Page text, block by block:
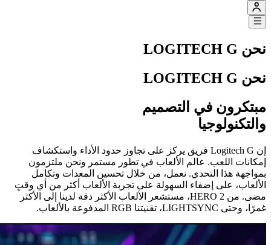
نحن ‏LOGITECH G‏
نحن ‏LOGITECH G‏
مبتكرون في التصميم
والتكنولوجيا
إن ‏Logitech G فريق يركز على تجاوز حدود الأداء واستكشاف
إمكانات اللعب. عالم الألعاب في تطور مستمر ونحن ملتزمون
بمواجهة هذا التحدي. نعمل، من خلال تحسين المعدات وتكامل
الألعاب، على إضفاء السهولة على تجربة الألعاب أكثر من أي وقتٍ
مضى. من ‏HERO 2، مستشعر الألعاب الأكثر دقة لدينا إلى الأكثر
غمرًا، وحتى LIGHTSYNC‏، تقنيتنا RGB‏ المدفوعة بالألعاب.